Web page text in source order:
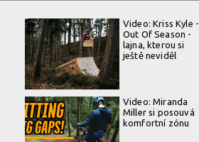
Video: Kriss Kyle -
Out Of Season -
lajna, kterou si
ještě neviděl
Video: Miranda
Miller si posouvá
komfortní zónu